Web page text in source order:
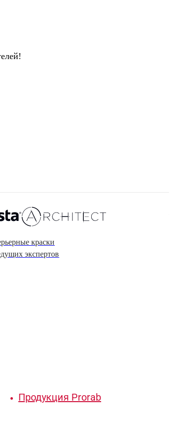
краски
экспертов
Продукция Prorab